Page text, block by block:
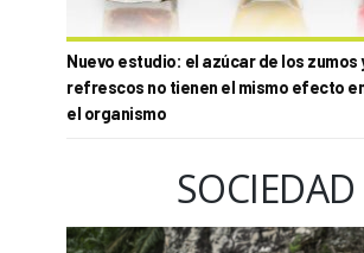
Nuevo estudio: el azúcar de los zumos
refrescos no tienen el mismo efecto
el organismo
SOCIEDAD